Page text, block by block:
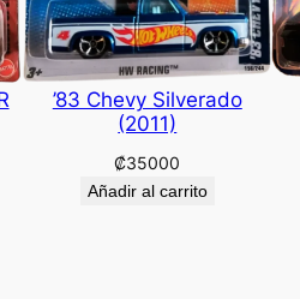
’83 Chevy Silverado
(2011)
₡35000
Añadir al carrito